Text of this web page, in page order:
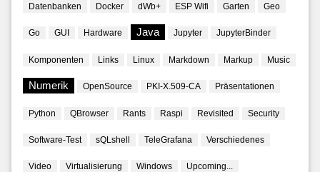
Datenbanken Docker dWb+ ESP Wifi Garten Geo
Go GUI Hardware Java Jupyter JupyterBinder
Komponenten Links Linux Markdown Markup Music
Numerik OpenSource PKI-X.509-CA Präsentationen
Python QBrowser Rants Raspi Revisited Security
Software-Test sQLshell TeleGrafana Verschiedenes
Video Virtualisierung Windows Upcoming...